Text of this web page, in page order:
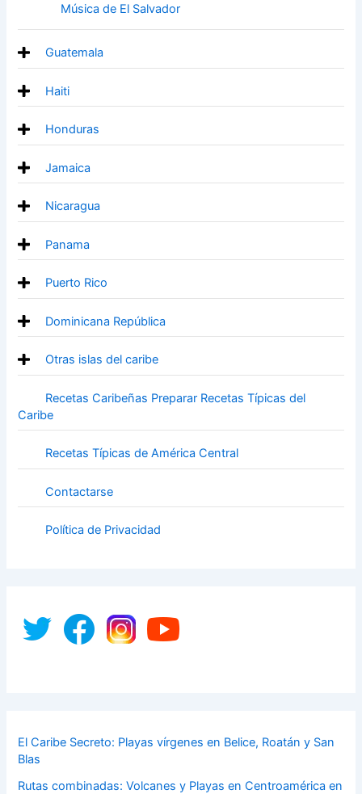
Música de El Salvador
Guatemala
Haiti
Honduras
Jamaica
Nicaragua
Panama
Puerto Rico
Dominicana República
Otras islas del caribe
Recetas Caribeñas Preparar Recetas Típicas del
Caribe
Recetas Típicas de América Central
Contactarse
Política de Privacidad
El Caribe Secreto: Playas vírgenes en Belice, Roatán y San
Blas
Rutas combinadas: Volcanes y Playas en Centroamérica en